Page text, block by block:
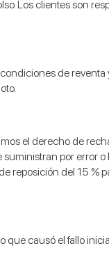
Los clientes son
de
el derecho de
por error
reposición del 15 %
causó el fallo